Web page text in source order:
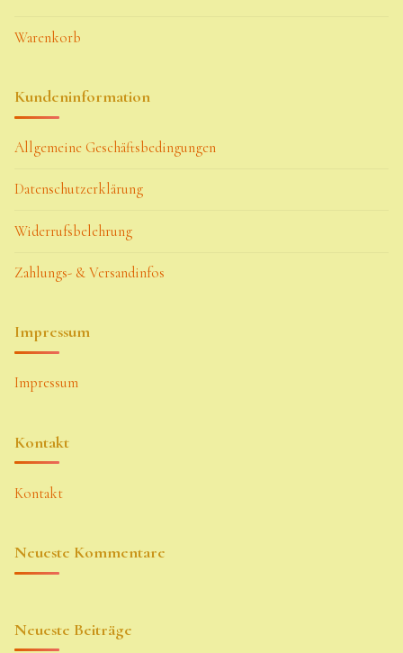
Warenkorb
Kundeninformation
Allgemeine Geschäftsbedingungen
Datenschutzerklärung
Widerrufsbelehrung
Zahlungs- & Versandinfos
Impressum
Impressum
Kontakt
Kontakt
Neueste Kommentare
Neueste Beiträge